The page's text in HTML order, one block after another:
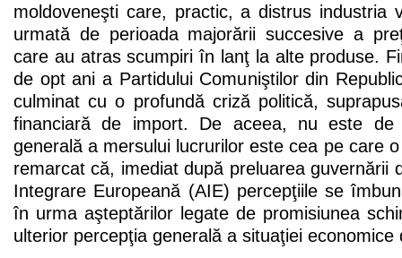
moldoveneşti care, practic, a distrus industria
urmată de perioada majorării succesive a
care au atras scumpiri în lanţ la alte produse.
de opt ani a Partidului Comuniştilor din
culminat cu o profundă criză politică,
financiară de import. De aceea, nu este de
generală a mersului lucrurilor este cea pe care
remarcat că, imediat după preluarea guvernării
Integrare Europeană (AIE) percepţiile se
în urma aşteptărilor legate de promisiunea
ulterior percepţia generală a situaţiei